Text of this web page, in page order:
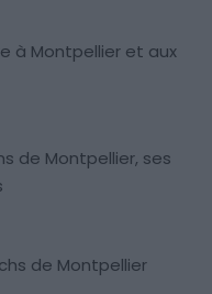
à Montpellier et aux
de Montpellier, ses
de Montpellier